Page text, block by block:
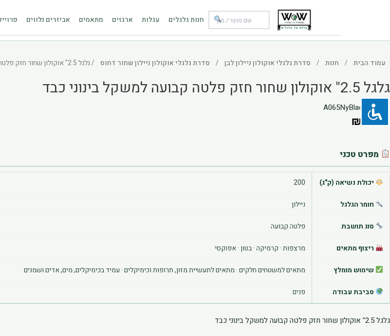
חנות גלגלים עגלות ארגזים מתאמים אביזרים נלווים
עמוד הבית / חנות / סדרת גלגלי אוקולון ניילון לבן / סדרת גלגלי אוקולון ניילון שחור דחוס / גלגל 2.5" אוקולון שחור חזק פלטה קבועה למשקל בינוני כבד
גלגל 2.5" אוקולון שחור חזק פלטה קבועה למשקל בינוני כבד
מק״ט: A065NyBlackF
₪67.86
מפרט טכני
יכולת נשיאה (ק"ג) 200
חומר הגלגל ניילון
סוג תושבת פלטה קבועה
ריצוף מתאים מרצפות · קרמיקה · בטון · אפוקסי
שימוש מומלץ מתאים למשטחים חלקים · מתאים לתעשיית מזון, תרופות וכימיקלים · עמיד בכימיקלים, מים, אדים ושמנים
סביבת עבודה פנים
גלגל 2.5" אוקולון שחור חזק פלטה קבועה למשקל בינוני כבד